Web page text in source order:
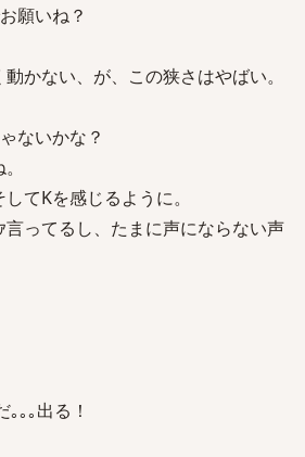
願いね？
かない、が、この狭さはやばい。
ないかな？
てKを感じるように。
言ってるし、たまに声にならない声
｡｡出る！